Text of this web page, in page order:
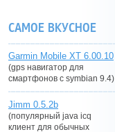
САМОЕ ВКУСНОЕ
Garmin Mobile XT 6.00.10
(gps навигатор для
смартфонов с symbian 9.4)
Jimm 0.5.2b
(популярный java icq
клиент для обычных